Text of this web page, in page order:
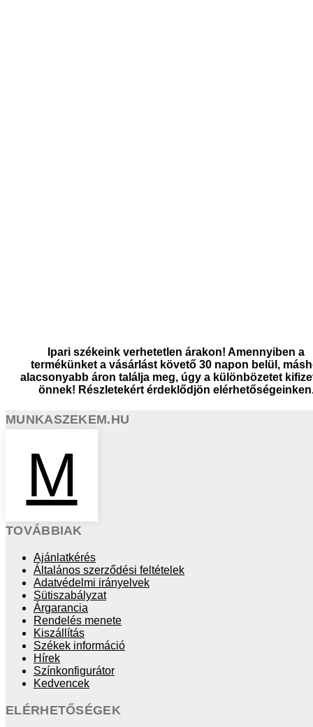
Ipari székeink verhetetlen árakon! Amennyiben a
termékünket a vásárlást követő 30 napon belül,
alacsonyabb áron találja meg, úgy a különbözetet
önnek! Részletekért érdeklődjön
MUNKASZEKEM.HU
M
TOVÁBBIAK
Ajánlatkérés
Általános szerződési feltételek
Adatvédelmi irányelvek
Sütiszabályzat
Árgarancia
Rendelés menete
Kiszállítás
Székek információ
Hírek
Színkonfigurátor
Kedvencek
ELÉRHETŐSÉGEK